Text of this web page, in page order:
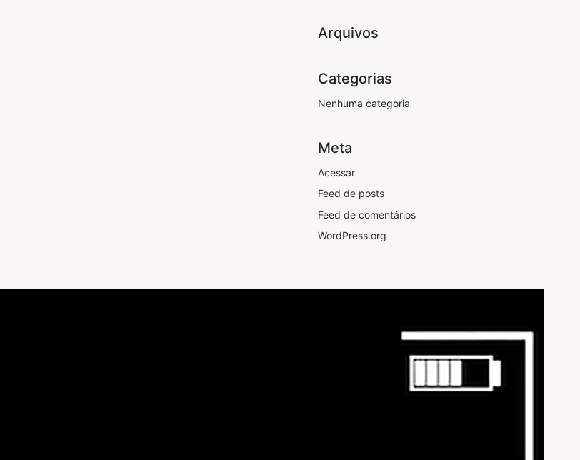
Arquivos
Categorias
Nenhuma categoria
Meta
Acessar
Feed de posts
Feed de comentários
WordPress.org